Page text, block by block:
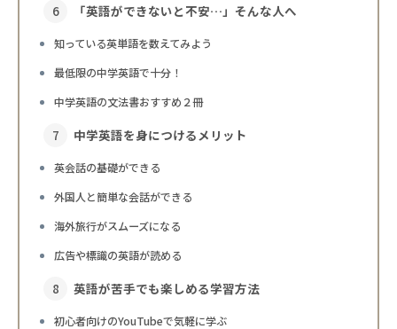
「英語ができないと不安…」そんな人へ
知っている英単語を数えてみよう
最低限の中学英語で十分！
中学英語の文法書おすすめ２冊
中学英語を身につけるメリット
英会話の基礎ができる
外国人と簡単な会話ができる
海外旅行がスムーズになる
広告や標識の英語が読める
英語が苦手でも楽しめる学習方法
初心者向けのYouTubeで気軽に学ぶ